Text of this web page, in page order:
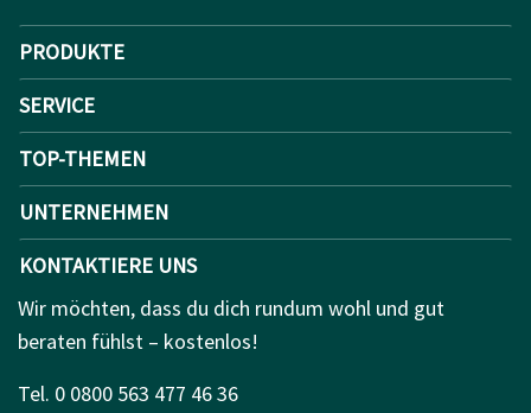
PRODUKTE
SERVICE
TOP-THEMEN
UNTERNEHMEN
KONTAKTIERE UNS
Wir möchten, dass du dich rundum wohl und gut
beraten fühlst – kostenlos!
Tel. 0 0800 563 477 46 36